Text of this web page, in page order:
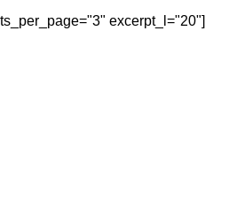
excerpt_l="20"]